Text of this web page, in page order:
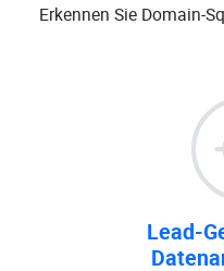
Erkennen Sie Domain-
Lead-